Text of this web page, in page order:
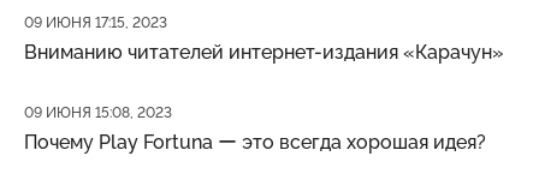
Дата публикации
09 ИЮНЯ 17:15, 2023
Вниманию читателей интернет-издания «Карачун»
Дата публикации
09 ИЮНЯ 15:08, 2023
Почему Play Fortuna ー это всегда хорошая идея?